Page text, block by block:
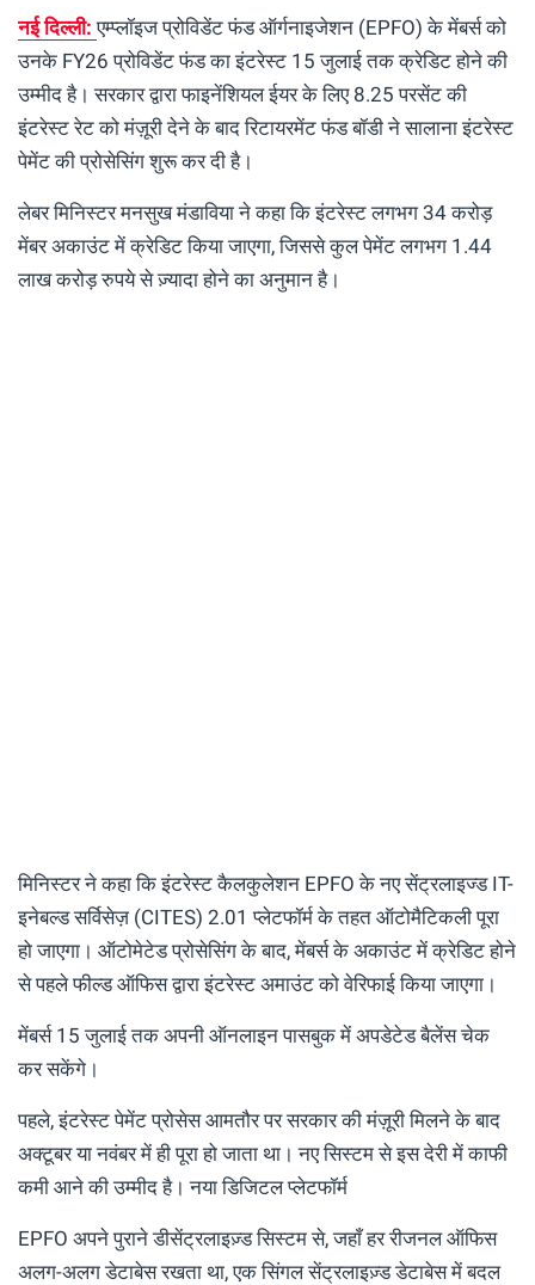
नई दिल्ली:एम्प्लॉइज प्रोविडेंट फंड ऑर्गनाइजेशन (EPFO) के मेंबर्स को
उनके FY26 प्रोविडेंट फंड का इंटरेस्ट 15 जुलाई तक क्रेडिट होने की
उम्मीद है। सरकार द्वारा फाइनेंशियल ईयर के लिए 8.25 परसेंट की
इंटरेस्ट रेट को मंज़ूरी देने के बाद रिटायरमेंट फंड बॉडी ने सालाना इंटरेस्ट
पेमेंट की प्रोसेसिंग शुरू कर दी है।
लेबर मिनिस्टर मनसुख मंडाविया ने कहा कि इंटरेस्ट लगभग 34 करोड़
मेंबर अकाउंट में क्रेडिट किया जाएगा, जिससे कुल पेमेंट लगभग 1.44
लाख करोड़ रुपये से ज़्यादा होने का अनुमान है।
मिनिस्टर ने कहा कि इंटरेस्ट कैलकुलेशन EPFO ​​के नए सेंट्रलाइज्ड IT-
इनेबल्ड सर्विसेज़ (CITES) 2.01 प्लेटफॉर्म के तहत ऑटोमैटिकली पूरा
हो जाएगा। ऑटोमेटेड प्रोसेसिंग के बाद, मेंबर्स के अकाउंट में क्रेडिट होने
से पहले फील्ड ऑफिस द्वारा इंटरेस्ट अमाउंट को वेरिफाई किया जाएगा।
मेंबर्स 15 जुलाई तक अपनी ऑनलाइन पासबुक में अपडेटेड बैलेंस चेक
कर सकेंगे।
पहले, इंटरेस्ट पेमेंट प्रोसेस आमतौर पर सरकार की मंज़ूरी मिलने के बाद
अक्टूबर या नवंबर में ही पूरा हो जाता था। नए सिस्टम से इस देरी में काफी
कमी आने की उम्मीद है। नया डिजिटल प्लेटफॉर्म
EPFO अपने पुराने डीसेंट्रलाइज़्ड सिस्टम से, जहाँ हर रीजनल ऑफिस
अलग-अलग डेटाबेस रखता था, एक सिंगल सेंट्रलाइज़्ड डेटाबेस में बदल